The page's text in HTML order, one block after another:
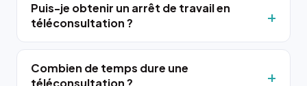
Puis-je obtenir un arrêt de travail en
téléconsultation ?
Combien de temps dure une
téléconsultation ?